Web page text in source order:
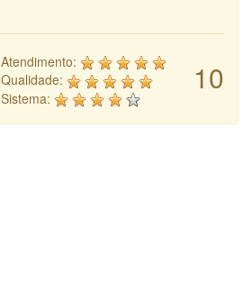
10
Atendimento:
Qualidade:
Sistema: